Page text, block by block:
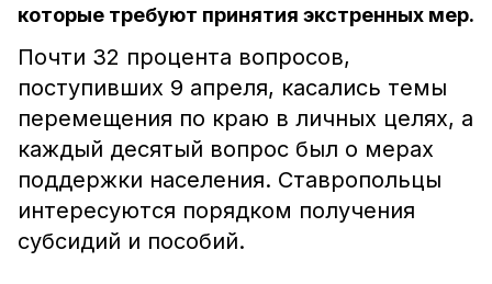
которые требуют принятия экстренных мер.
Почти 32 процента вопросов,
поступивших 9 апреля, касались темы
перемещения по краю в личных целях, а
каждый десятый вопрос был о мерах
поддержки населения. Ставропольцы
интересуются порядком получения
субсидий и пособий.